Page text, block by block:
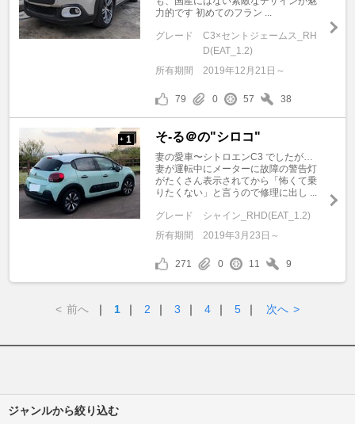
力的です 初めてのフラン ...
グレード
C3×セントジェームス_RH
D(EAT_1.2)
所有期間
2019年12月21日～
79 0 57 38
+ 1 そ-る＠の"シロコ"
妻の愛車〜シトロエンC3 でしたが…
妻が運転中にメーターに故障の警告灯
がたくさん表示されてから「怖くて乗
りたくない」と言うので修理に出し ...
グレード
シャイン_RHD(EAT_1.2)
所有期間
2019年3月23日～
271 0 11 9
< 前へ ｜ 1 ｜ 2 ｜ 3 ｜ 4 ｜ 5 ｜ 次へ >
ジャンルから絞り込む